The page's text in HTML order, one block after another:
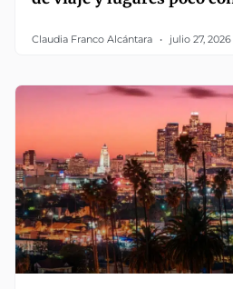
Claudia Franco Alcántara julio 27, 2026